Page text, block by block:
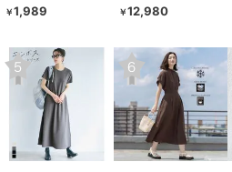
￥1,989 ￥12,980